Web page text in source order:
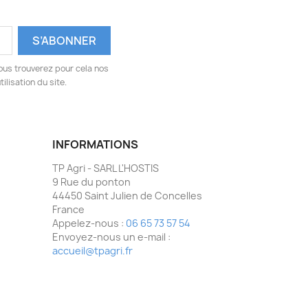
trouverez pour cela nos
du site.
INFORMATIONS
TP Agri - SARL L'HOSTIS
9 Rue du ponton
44450 Saint Julien de Concelles
France
Appelez-nous : 06 65 73 57 54
Envoyez-nous un e-mail :
accueil@tpagri.fr